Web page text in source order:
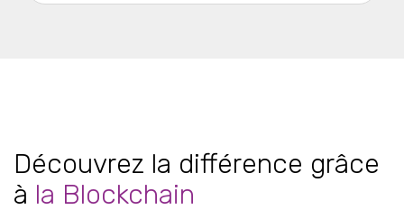
Découvrez la différence grâce
à la Blockchain